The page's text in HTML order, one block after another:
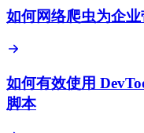
如何网络爬虫为企业
如何有效使用
脚本